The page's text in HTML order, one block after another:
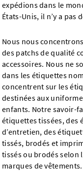
expédions dans le
États-Unis, il n’y a pas
Nous nous
des patchs de qualité
accessoires. Nous ne
dans les étiquettes
concentrent sur les
destinées aux
enfants. Notre savoir-
étiquettes tissées, des
d’entretien, des
tissés, brodés et
tissés ou brodés selon
marques de vêtements.